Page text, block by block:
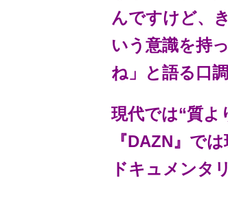
んですけど、
いう意識を持
ね」と語る口
現代では“質よ
『DAZN』で
ドキュメンタ